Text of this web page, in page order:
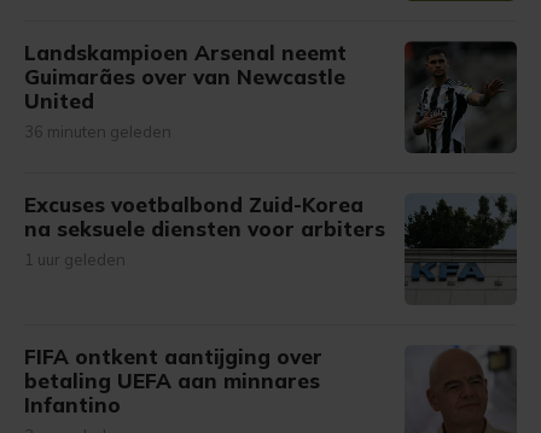
Landskampioen Arsenal neemt
Guimarães over van Newcastle
United
36 minuten geleden
Excuses voetbalbond Zuid-Korea
na seksuele diensten voor arbiters
1 uur geleden
FIFA ontkent aantijging over
betaling UEFA aan minnares
Infantino